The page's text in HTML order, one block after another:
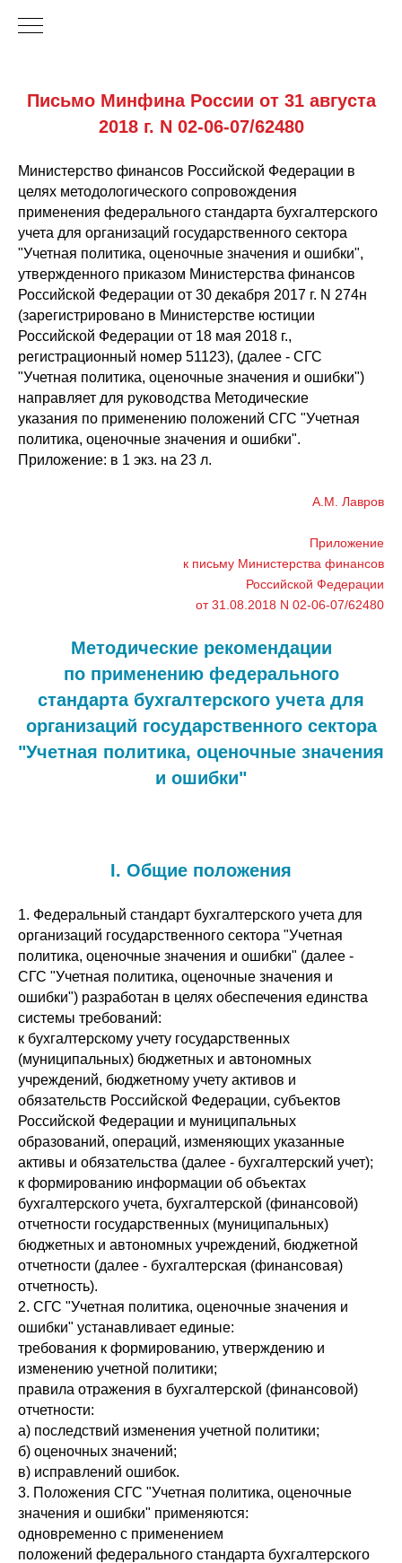
Письмо Минфина России от 31 августа
2018 г. N 02-06-07/62480
Министерство финансов Российской Федерации в
целях методологического сопровождения
применения федерального стандарта бухгалтерского
учета для организаций государственного сектора
"Учетная политика, оценочные значения и ошибки",
утвержденного приказом Министерства финансов
Российской Федерации от 30 декабря 2017 г. N 274н
(зарегистрировано в Министерстве юстиции
Российской Федерации от 18 мая 2018 г.,
регистрационный номер 51123), (далее - СГС
"Учетная политика, оценочные значения и ошибки")
направляет для руководства Методические
указания по применению положений СГС "Учетная
политика, оценочные значения и ошибки".
Приложение: в 1 экз. на 23 л.
A.M. Лавров
Приложение
к письму Министерства финансов
Российской Федерации
от 31.08.2018 N 02-06-07/62480
Методические рекомендации
по применению федерального
стандарта бухгалтерского учета для
организаций государственного сектора
"Учетная политика, оценочные значения
и ошибки"
I. Общие положения
1. Федеральный стандарт бухгалтерского учета для
организаций государственного сектора "Учетная
политика, оценочные значения и ошибки" (далее -
СГС "Учетная политика, оценочные значения и
ошибки") разработан в целях обеспечения единства
системы требований:
к бухгалтерскому учету государственных
(муниципальных) бюджетных и автономных
учреждений, бюджетному учету активов и
обязательств Российской Федерации, субъектов
Российской Федерации и муниципальных
образований, операций, изменяющих указанные
активы и обязательства (далее - бухгалтерский учет);
к формированию информации об объектах
бухгалтерского учета, бухгалтерской (финансовой)
отчетности государственных (муниципальных)
бюджетных и автономных учреждений, бюджетной
отчетности (далее - бухгалтерская (финансовая)
отчетность).
2. СГС "Учетная политика, оценочные значения и
ошибки" устанавливает единые:
требования к формированию, утверждению и
изменению учетной политики;
правила отражения в бухгалтерской (финансовой)
отчетности:
а) последствий изменения учетной политики;
б) оценочных значений;
в) исправлений ошибок.
3. Положения СГС "Учетная политика, оценочные
значения и ошибки" применяются:
одновременно с применением
положений федерального стандарта бухгалтерского